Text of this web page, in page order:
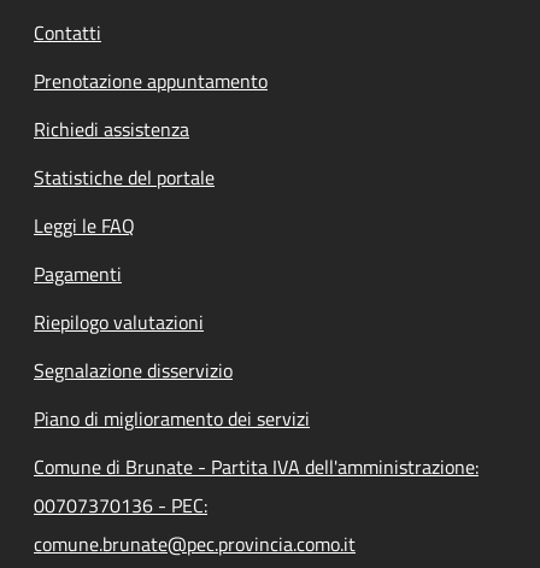
Contatti
Prenotazione appuntamento
Richiedi assistenza
Statistiche del portale
Leggi le FAQ
Pagamenti
Riepilogo valutazioni
Segnalazione disservizio
Piano di miglioramento dei servizi
Comune di Brunate - Partita IVA dell'amministrazione:
00707370136 - PEC:
comune.brunate@pec.provincia.como.it